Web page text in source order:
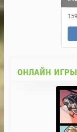
ОНЛАЙН ИГРЫ